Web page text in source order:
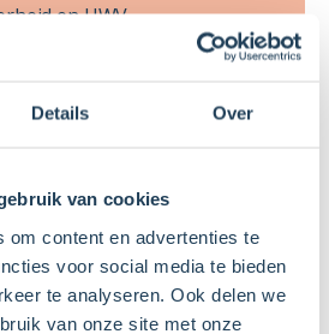
Details Over
van cookies
om content en advertenties te
voor social media te bieden
te analyseren. Ook delen we
van onze site met onze
en UWV-
en -handreikingen.
diensten